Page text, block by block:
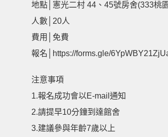
地點│憲光二村 44、45號房舍(333桃
人數│20人
費用│免費
報名│https://forms.gle/
注意事項
1.報名成功會以E-mail通知
2.請提早10分鐘到達館舍
3.建議參與年齡7歲以上